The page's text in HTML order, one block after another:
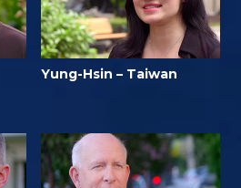
Yung-Hsin – Taiwan